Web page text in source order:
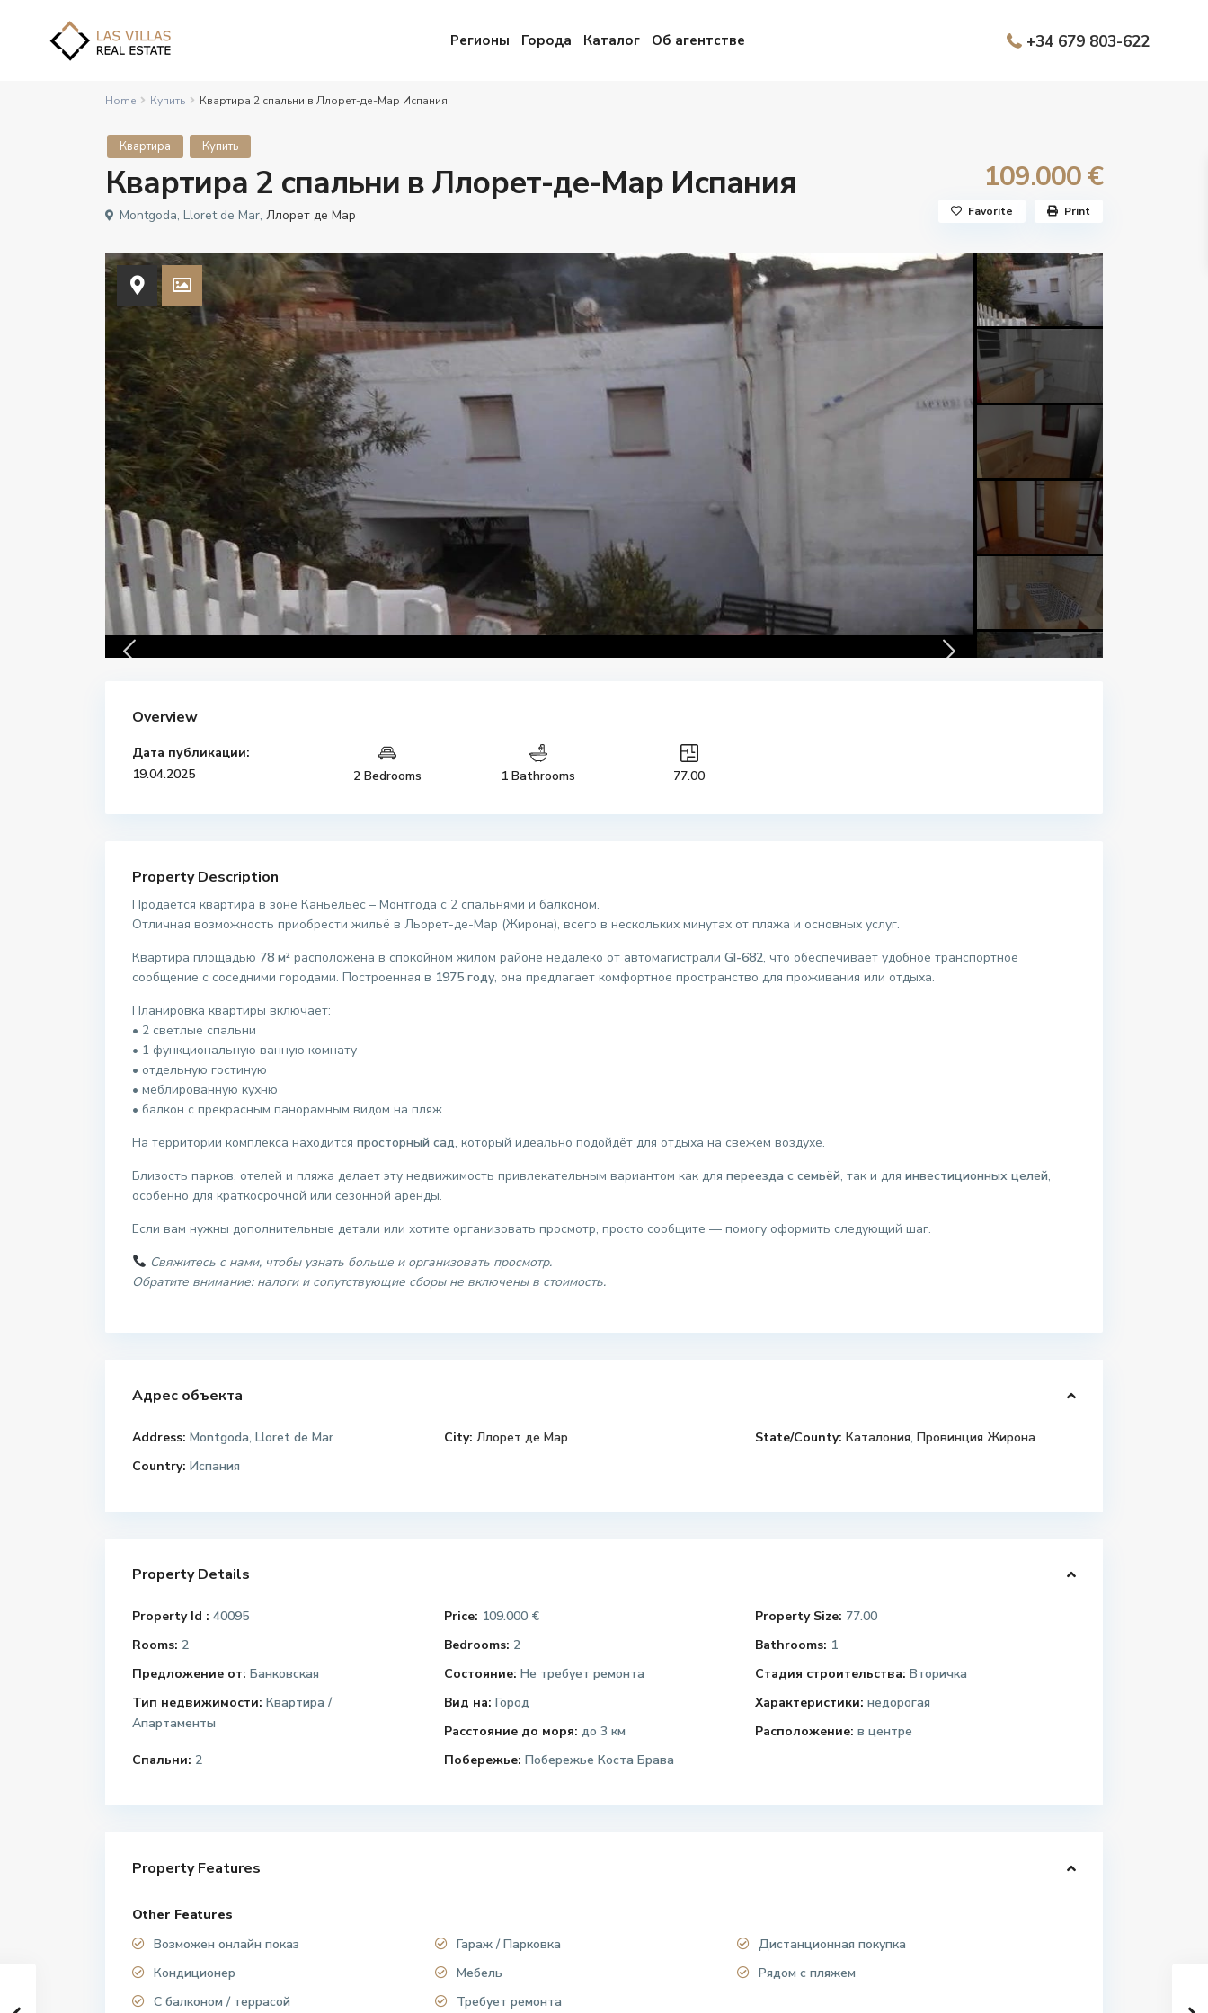
Регионы Города Каталог Об агентстве +34 679 803-622
Home Купить Квартира 2 спальни в Ллорет-де-Мар Испания
Квартира Купить
Квартира 2 спальни в Ллорет-де-Мар Испания 109.000 €
Montgoda, Lloret de Mar, Ллорет де Мар Favorite Print
Overview
Дата публикации:
19.04.2025
2 Bedrooms 1 Bathrooms 77.00
Property Description
Продаётся квартира в зоне Каньельес – Монтгода с 2 спальнями и балконом.
Отличная возможность приобрести жильё в Льорет-де-Мар (Жирона), всего в нескольких минутах от пляжа и основных услуг.
Квартира площадью 78 м² расположена в спокойном жилом районе недалеко от автомагистрали GI-682, что обеспечивает удобное транспортное
сообщение с соседними городами. Построенная в 1975 году, она предлагает комфортное пространство для проживания или отдыха.
Планировка квартиры включает:
• 2 светлые спальни
• 1 функциональную ванную комнату
• отдельную гостиную
• меблированную кухню
• балкон с прекрасным панорамным видом на пляж
На территории комплекса находится просторный сад, который идеально подойдёт для отдыха на свежем воздухе.
Близость парков, отелей и пляжа делает эту недвижимость привлекательным вариантом как для переезда с семьёй, так и для инвестиционных целей,
особенно для краткосрочной или сезонной аренды.
Если вам нужны дополнительные детали или хотите организовать просмотр, просто сообщите — помогу оформить следующий шаг.
Свяжитесь с нами, чтобы узнать больше и организовать просмотр.
Обратите внимание: налоги и сопутствующие сборы не включены в стоимость.
Адрес объекта
Address: Montgoda, Lloret de Mar City: Ллорет де Мар State/County: Каталония, Провинция Жирона
Country: Испания
Property Details
Property Id : 40095 Price: 109.000 € Property Size: 77.00
Rooms: 2 Bedrooms: 2 Bathrooms: 1
Предложение от: Банковская Состояние: Не требует ремонта Стадия строительства: Вторичка
Тип недвижимости: Квартира /
Апартаменты
Вид на: Город Характеристики: недорогая
Расстояние до моря: до 3 км Расположение: в центре
Спальни: 2 Побережье: Побережье Коста Брава
Property Features
Other Features
Возможен онлайн показ
Гараж / Парковка
Дистанционная покупка
Кондиционер
Мебель
Рядом с пляжем
С балконом / террасой
Требует ремонта